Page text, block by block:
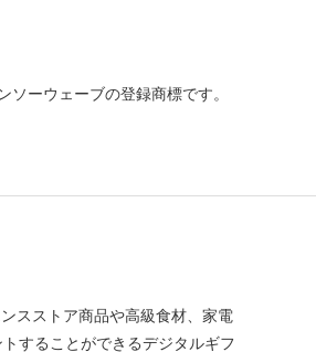
Twitterアカウントのキャンペーンの一
大王製紙印刷グループのキャンペーン
ーウェーブの登録商標です。
スストア商品や高級食材、家電
することができるデジタルギフ